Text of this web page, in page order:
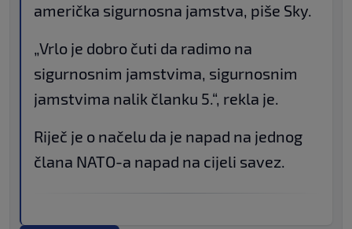
američka sigurnosna jamstva, piše Sky.
„Vrlo je dobro čuti da radimo na
sigurnosnim jamstvima, sigurnosnim
jamstvima nalik članku 5.“, rekla je.
Riječ je o načelu da je napad na jednog
člana NATO-a napad na cijeli savez.